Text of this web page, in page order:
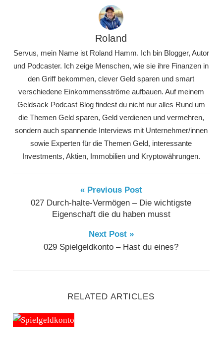
Roland
Servus, mein Name ist Roland Hamm. Ich bin Blogger, Autor
und Podcaster. Ich zeige Menschen, wie sie ihre Finanzen in
den Griff bekommen, clever Geld sparen und smart
verschiedene Einkommensströme aufbauen. Auf meinem
Geldsack Podcast Blog findest du nicht nur alles Rund um
die Themen Geld sparen, Geld verdienen und vermehren,
sondern auch spannende Interviews mit Unternehmer/innen
sowie Experten für die Themen Geld, interessante
Investments, Aktien, Immobilien und Kryptowährungen.
« Previous Post
027 Durch-halte-Vermögen – Die wichtigste
Eigenschaft die du haben musst
Next Post »
029 Spielgeldkonto – Hast du eines?
RELATED ARTICLES
029 Spielgeldkonto – Hast du eines?